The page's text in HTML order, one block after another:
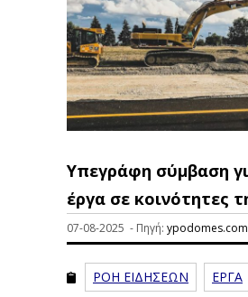
Υπεγράφη σύμβαση
έργα σε κοινότητες
07-08-2025 - Πηγή: ypodomes.com
ΡΟΗ ΕΙΔΗΣΕΩΝ ΕΡΓΑ